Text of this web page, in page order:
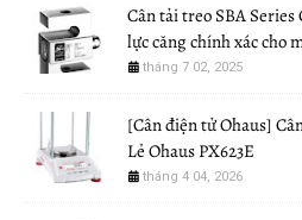
Cân tải treo SBA Series
lực căng chính xác cho
tháng 7 02, 2025
[Cân điện tử Ohaus]
Lẻ Ohaus PX623E
tháng 4 04, 2026